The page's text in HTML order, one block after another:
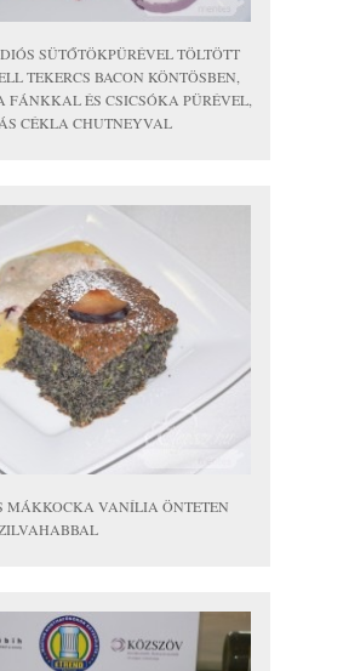
SÜTŐTÖKPÜRÉVEL TÖLTÖTT
TEKERCS BACON KÖNTÖSBEN,
FÁNKKAL ÉS CSICSÓKA PÜRÉVEL,
CÉKLA CHUTNEYVAL
MÁKKOCKA VANÍLIA ÖNTETEN